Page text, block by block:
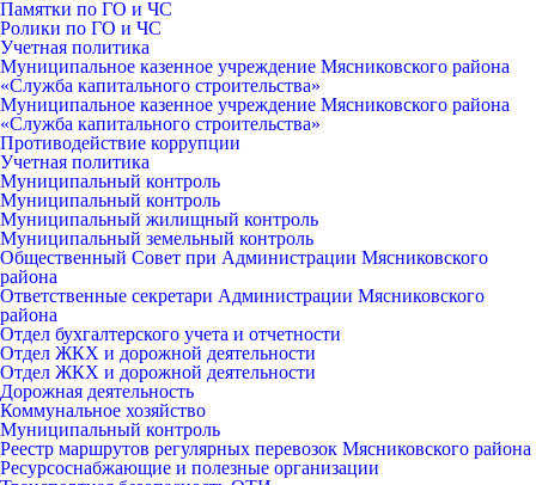
Памятки по ГО и ЧС
Ролики по ГО и ЧС
Учетная политика
Муниципальное казенное учреждение Мясниковского района
«Служба капитального строительства»
Муниципальное казенное учреждение Мясниковского района
«Служба капитального строительства»
Противодействие коррупции
Учетная политика
Муниципальный контроль
Муниципальный контроль
Муниципальный жилищный контроль
Муниципальный земельный контроль
Общественный Совет при Администрации Мясниковского
района
Ответственные секретари Администрации Мясниковского
района
Отдел бухгалтерского учета и отчетности
Отдел ЖКХ и дорожной деятельности
Отдел ЖКХ и дорожной деятельности
Дорожная деятельность
Коммунальное хозяйство
Муниципальный контроль
Реестр маршрутов регулярных перевозок Мясниковского района
Ресурсоснабжающие и полезные организации